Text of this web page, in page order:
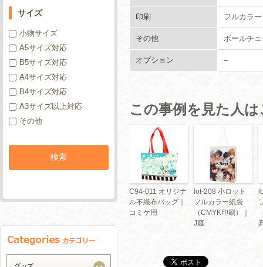
印刷 フルカラ
その他 ボールチ
オプション –
この事例を見た人
C94-011 オリジナ
ル不織布バッグ｜
コミケ用
lot-208 小ロット
フルカラー紙袋
（CMYK印刷）｜
J庭
サイズ
小物サイズ
A5サイズ対応
B5サイズ対応
A4サイズ対応
B4サイズ対応
A3サイズ以上対応
その他